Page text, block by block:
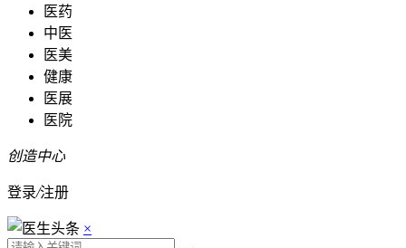
医药
中医
医美
健康
医展
医院
创造中心
登录/注册
×